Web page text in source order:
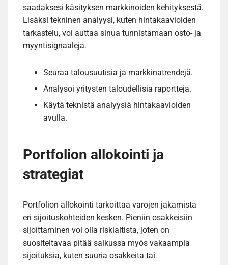
saadaksesi käsityksen markkinoiden kehityksestä.
Lisäksi tekninen analyysi, kuten hintakaavioiden
tarkastelu, voi auttaa sinua tunnistamaan osto- ja
myyntisignaaleja.
Seuraa talousuutisia ja markkinatrendejä.
Analysoi yritysten taloudellisia raportteja.
Käytä teknistä analyysiä hintakaavioiden
avulla.
Portfolion allokointi ja
strategiat
Portfolion allokointi tarkoittaa varojen jakamista
eri sijoituskohteiden kesken. Pieniin osakkeisiin
sijoittaminen voi olla riskialtista, joten on
suositeltavaa pitää salkussa myös vakaampia
sijoituksia, kuten suuria osakkeita tai